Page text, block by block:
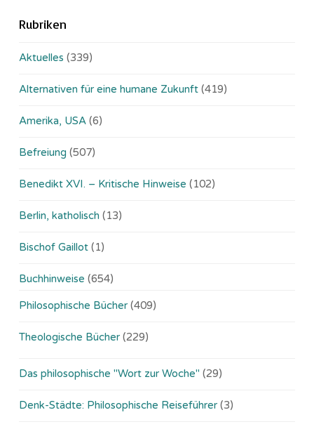
Rubriken
Aktuelles (339)
Alternativen für eine humane Zukunft (419)
Amerika, USA (6)
Befreiung (507)
Benedikt XVI. – Kritische Hinweise (102)
Berlin, katholisch (13)
Bischof Gaillot (1)
Buchhinweise (654)
Philosophische Bücher (409)
Theologische Bücher (229)
Das philosophische "Wort zur Woche" (29)
Denk-Städte: Philosophische Reiseführer (3)